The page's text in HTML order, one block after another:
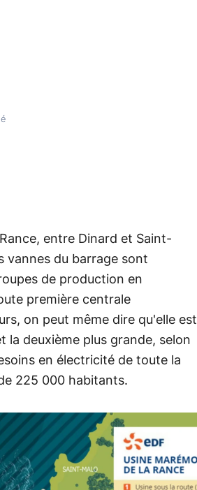
entre Dinard et Saint-
vannes du barrage sont
de production en
première centrale
on peut même dire qu'elle est
la deuxième plus grande, selon
en électricité de toute la
225 000 habitants.